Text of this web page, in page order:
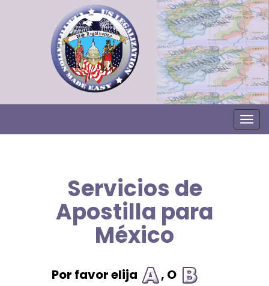
Servicios de
Apostilla para
México
Por favor elija , O